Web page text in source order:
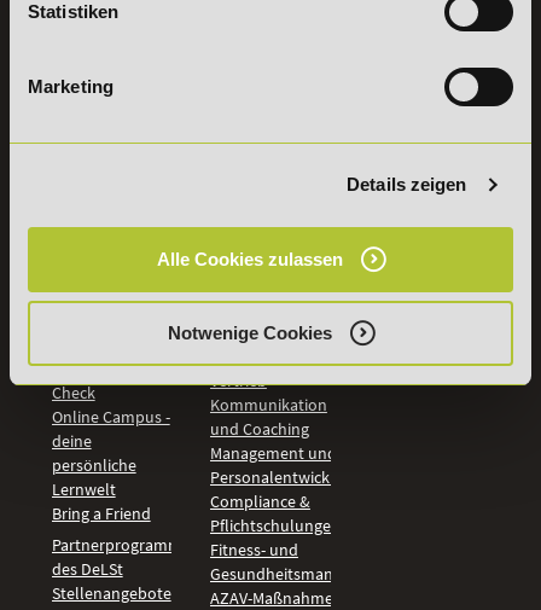
Statistiken
Marketing
Details zeigen
Alle Cookies zulassen
Notwenige Cookies
PreisFAIRsprechen
Fördermöglichkeiten
Aufstiegs-BAföG
Check
Online Campus -
deine
persönliche
Lernwelt
Bring a Friend
Partnerprogramm
des DeLSt
Stellenangebote
Bildung &
Künstliche
Intelligenz
Vertrieb
Kommunikation
und Coaching
Management und
Personalentwicklung
Compliance &
Pflichtschulungen
Fitness- und
Gesundheitsmanagement
AZAV-Maßnahmen